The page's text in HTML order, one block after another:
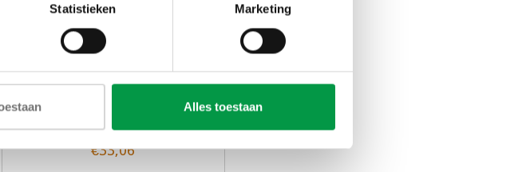
Statistieken Marketing
Alles toestaan
lekbak voor Excellence Compact
€33,06